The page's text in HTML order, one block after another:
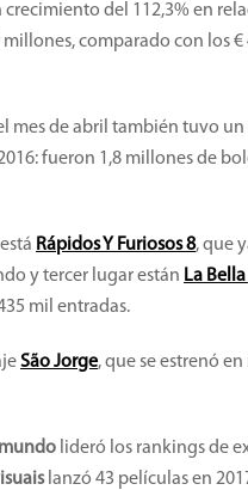
del 112,3% en
comparado con los €
mes de abril también tuvo
fueron 1,8 millones de
Rápidos Y Furiosos 8, que
y tercer lugar están La
mil entradas.
São Jorge, que se estrenó
lideró los rankings de
lanzó 43 películas en